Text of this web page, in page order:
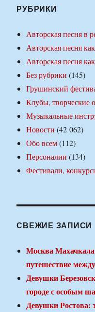
РУБРИКИ
Авторская песня в
Авторская песня
Авторская песня
Без рубрики (145)
Грушинский
Клубы, творческие
Музыкальные
Новости (42 062)
Обо всем(112)
Персоналии (134)
Фестивали,
СВЕЖИЕ ЗАПИСИ
Москва
путешествие
Девушки
городе с особым
Девушки Ростова: